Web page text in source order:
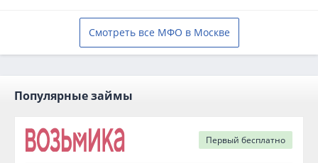
Смотреть все МФО в Москве
Популярные займы
Первый бесплатно